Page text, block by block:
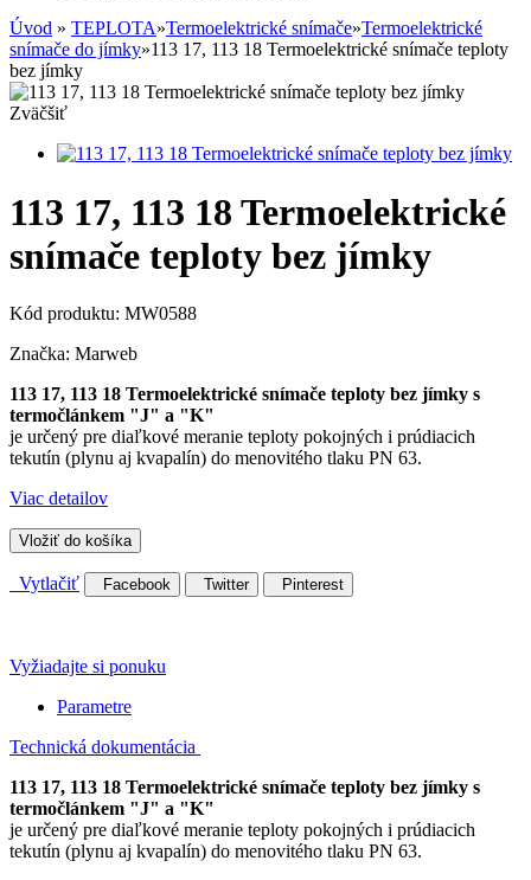
Úvod » TEPLOTA»Termoelektrické snímače»Termoelektrické
snímače do jímky»113 17, 113 18 Termoelektrické snímače teploty
bez jímky
Zväčšiť
113 17, 113 18 Termoelektrické
snímače teploty bez jímky
Kód produktu: MW0588
Značka: Marweb
113 17, 113 18 Termoelektrické snímače teploty bez jímky s
termočlánkem "J" a "K"
je určený pre diaľkové meranie teploty pokojných i prúdiacich
tekutín (plynu aj kvapalín) do menovitého tlaku PN 63.
Viac detailov
Vložiť do košíka
Vytlačiť Facebook Twitter Pinterest
Vyžiadajte si ponuku
Parametre
Technická dokumentácia
113 17, 113 18 Termoelektrické snímače teploty bez jímky s
termočlánkem "J" a "K"
je určený pre diaľkové meranie teploty pokojných i prúdiacich
tekutín (plynu aj kvapalín) do menovitého tlaku PN 63.